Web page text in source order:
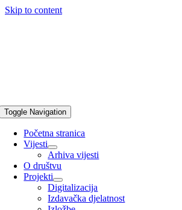
Skip to content
Toggle Navigation
Početna stranica
Vijesti
Arhiva vijesti
O društvu
Projekti
Digitalizacija
Izdavačka djelatnost